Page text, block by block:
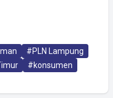
#PLN Lampung
#konsumen